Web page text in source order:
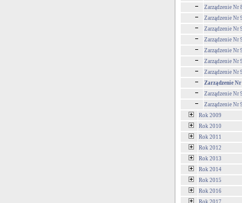
Zarządzenie Nr
Zarządzenie Nr
Zarządzenie Nr
Zarządzenie Nr
Zarządzenie Nr
Zarządzenie Nr
Zarządzenie Nr
Zarządzenie
Zarządzenie Nr
Zarządzenie Nr
Rok 2009
Rok 2010
Rok 2011
Rok 2012
Rok 2013
Rok 2014
Rok 2015
Rok 2016
Rok 2017